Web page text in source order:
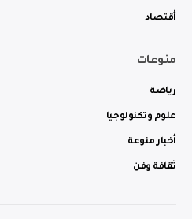
أقتصاد
منوعات
رياضة
علوم وتكنولوجيا
أخبار منوعة
ثقافة وفن